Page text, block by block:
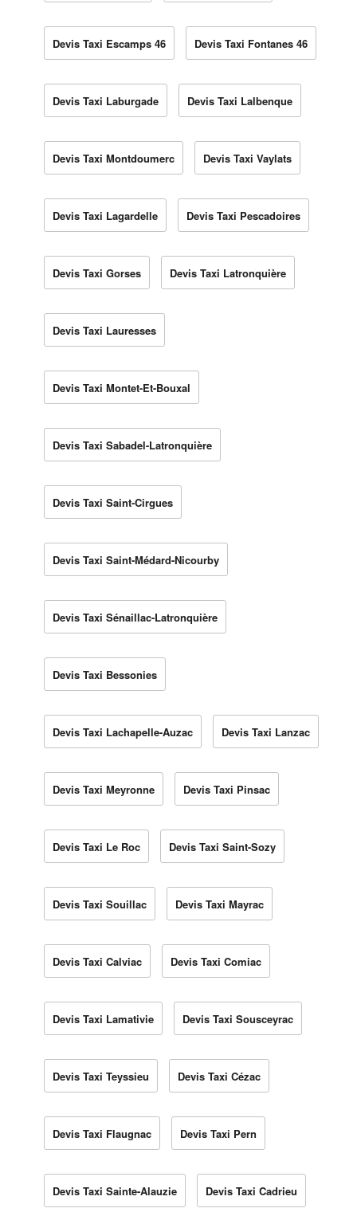
Devis Taxi Escamps 46 Devis Taxi Fontanes 46
Devis Taxi Laburgade Devis Taxi Lalbenque
Devis Taxi Montdoumerc Devis Taxi Vaylats
Devis Taxi Lagardelle Devis Taxi Pescadoires
Devis Taxi Gorses Devis Taxi Latronquière
Devis Taxi Lauresses
Devis Taxi Montet-Et-Bouxal
Devis Taxi Sabadel-Latronquière
Devis Taxi Saint-Cirgues
Devis Taxi Saint-Médard-Nicourby
Devis Taxi Sénaillac-Latronquière
Devis Taxi Bessonies
Devis Taxi Lachapelle-Auzac Devis Taxi Lanzac
Devis Taxi Meyronne Devis Taxi Pinsac
Devis Taxi Le Roc Devis Taxi Saint-Sozy
Devis Taxi Souillac Devis Taxi Mayrac
Devis Taxi Calviac Devis Taxi Comiac
Devis Taxi Lamativie Devis Taxi Sousceyrac
Devis Taxi Teyssieu Devis Taxi Cézac
Devis Taxi Flaugnac Devis Taxi Pern
Devis Taxi Sainte-Alauzie Devis Taxi Cadrieu